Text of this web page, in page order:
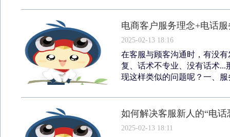
电商客户服务理念+电话
2025-02-13 18:16
在客服与顾客沟通时，有没
复、话术不专业、没有话术
现这样类似的问题呢？一、
如何解决客服新人的“电话
2025-02-13 18:11